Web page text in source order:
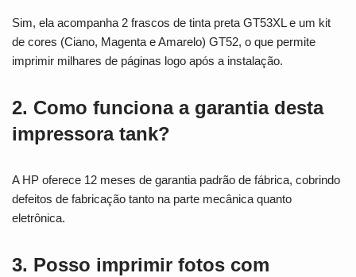
Sim, ela acompanha 2 frascos de tinta preta GT53XL e um kit
de cores (Ciano, Magenta e Amarelo) GT52, o que permite
imprimir milhares de páginas logo após a instalação.
2. Como funciona a garantia desta
impressora tank?
A HP oferece 12 meses de garantia padrão de fábrica, cobrindo
defeitos de fabricação tanto na parte mecânica quanto
eletrônica.
3. Posso imprimir fotos com